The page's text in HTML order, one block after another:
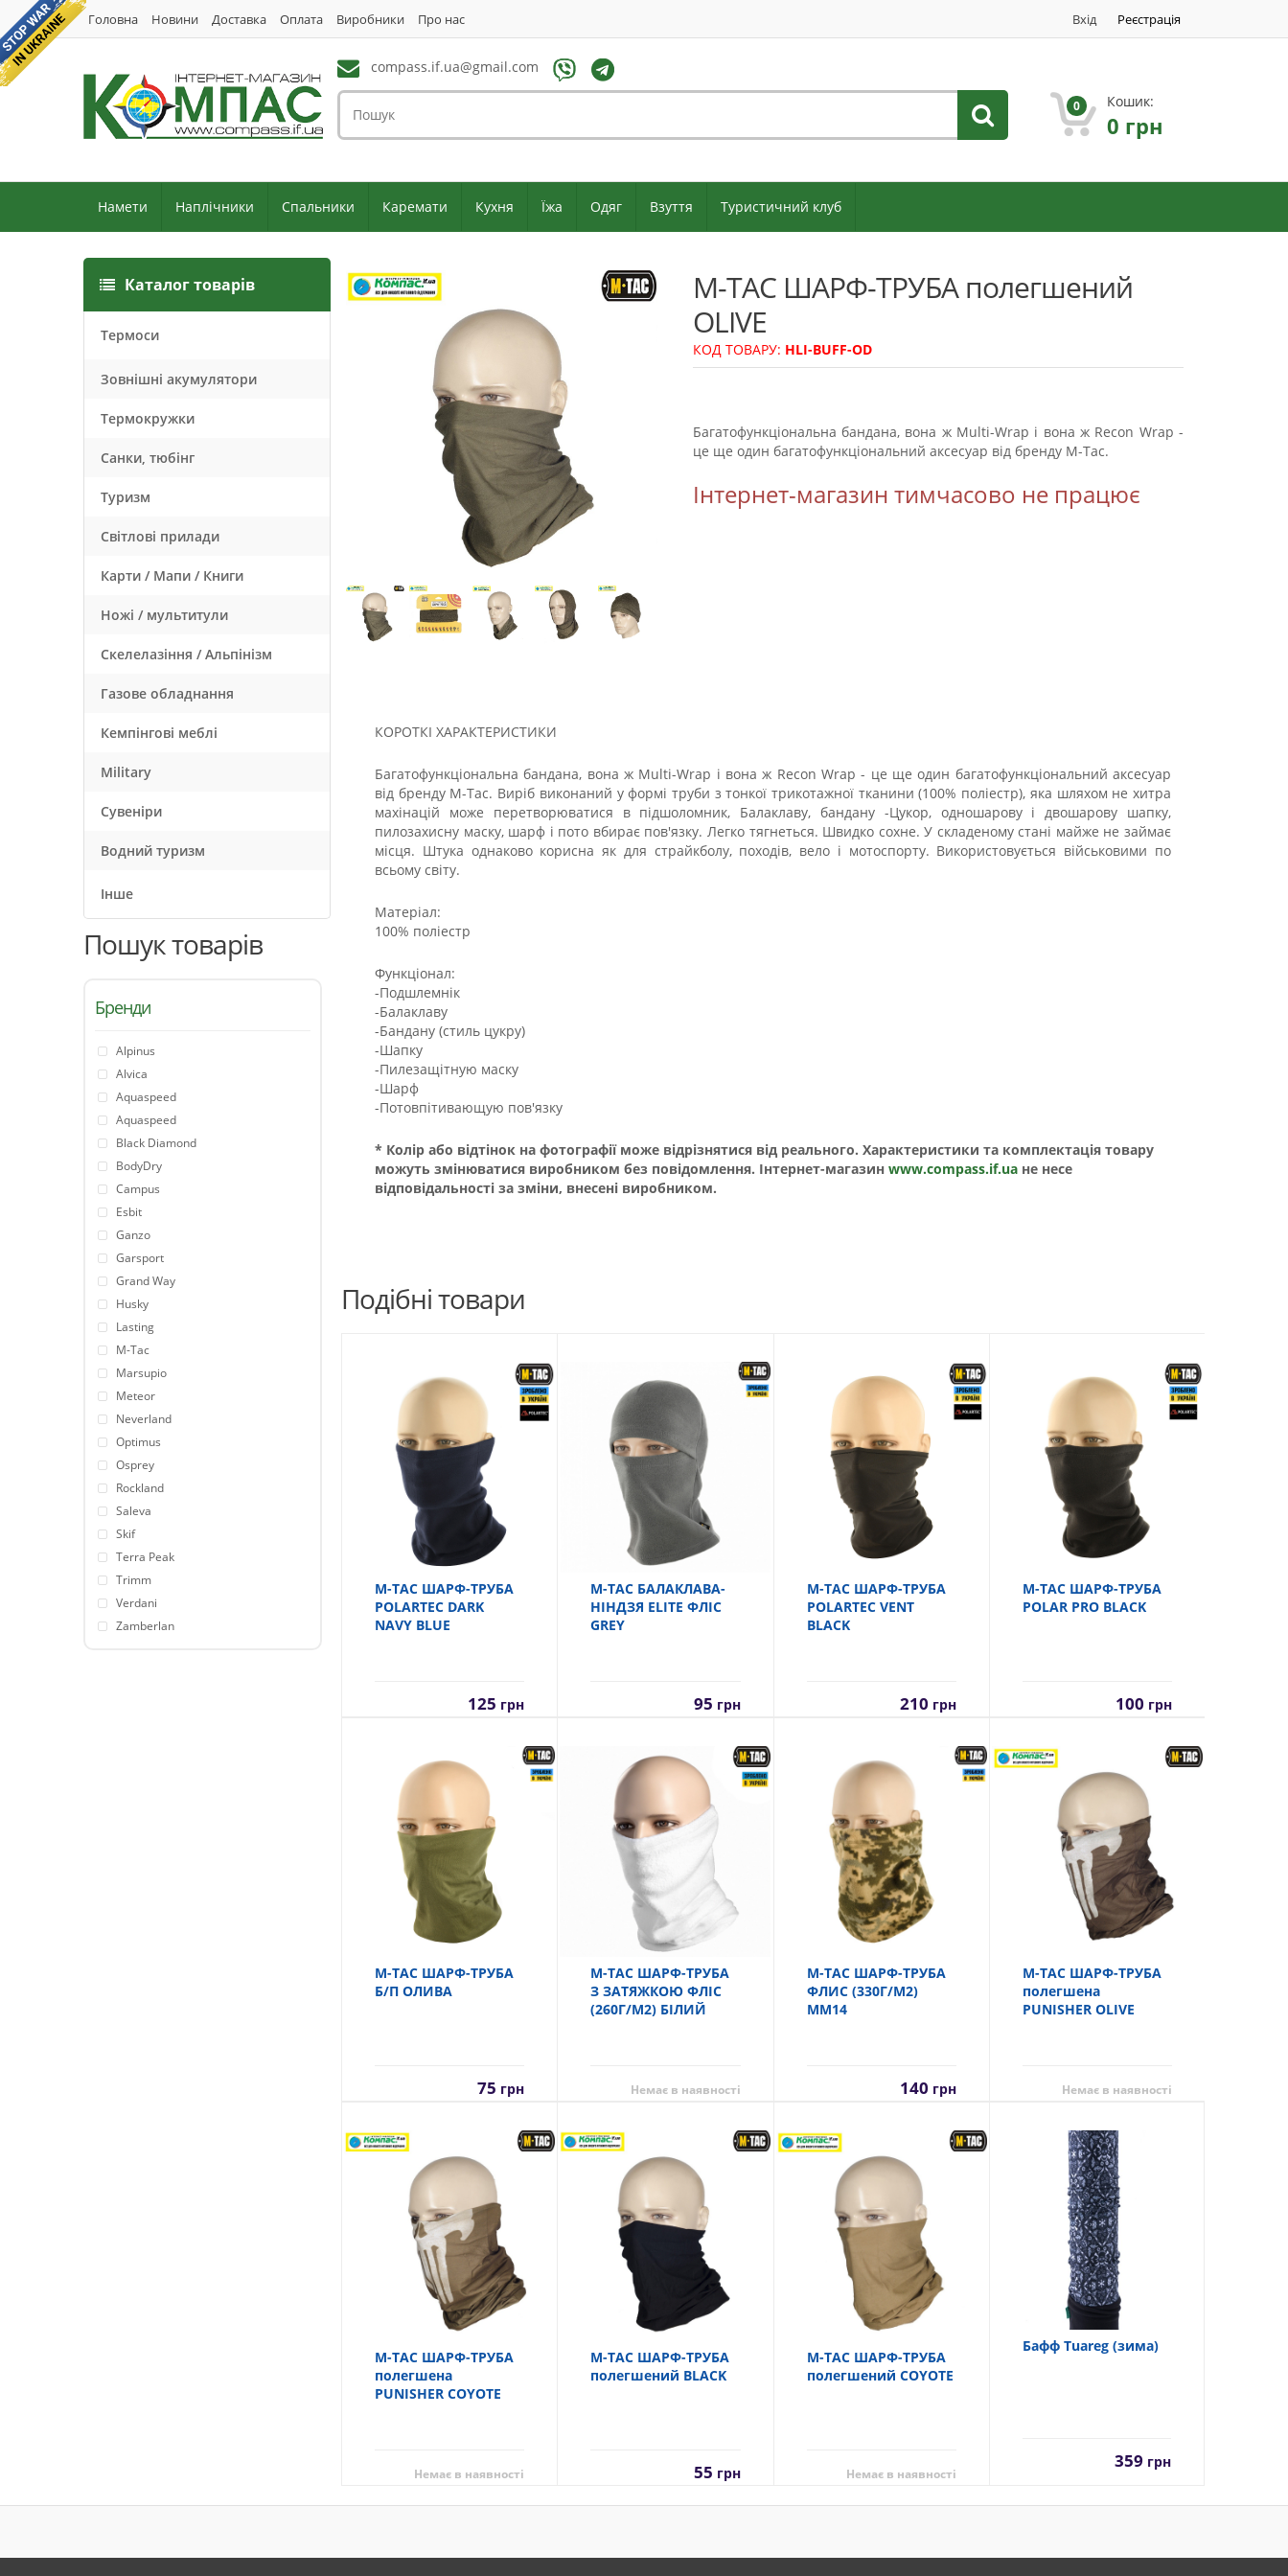
Головна Новини Доставка Оплата Виробники Про нас Вхід Реєстрація
compass.if.ua@gmail.com
0 Кошик:
0 грн
Намети Наплічники Спальники Каремати Кухня Їжа Одяг Взуття Туристичний клуб
Каталог товарів
Термоси
Зовнішні акумулятори
Термокружки
Санки, тюбінг
Туризм
Світлові прилади
Карти / Мапи / Книги
Ножі / мультитули
Скелелазіння / Альпінізм
Газове обладнання
Кемпінгові меблі
Military
Сувеніри
Водний туризм
Інше
Пошук товарів
Бренди
Alpinus
Alvica
Aquaspeed
Aquaspeed
Black Diamond
BodyDry
Campus
Esbit
Ganzo
Garsport
Grand Way
Husky
Lasting
M-Tac
Marsupio
Meteor
Neverland
Optimus
Osprey
Rockland
Saleva
Skif
Terra Peak
Trimm
Verdani
Zamberlan
M-TAC ШАРФ-ТРУБА полегшений
OLIVE
КОД ТОВАРУ: HLI-BUFF-OD
Багатофункціональна бандана, вона ж Multi-Wrap і вона ж Recon Wrap -
це ще один багатофункціональний аксесуар від бренду M-Tac.
Інтернет-магазин тимчасово не працює
КОРОТКІ ХАРАКТЕРИСТИКИ
Багатофункціональна бандана, вона ж Multi-Wrap і вона ж Recon Wrap - це ще один багатофункціональний аксесуар
від бренду M-Tac. Виріб виконаний у формі труби з тонкої трикотажної тканини (100% поліестр), яка шляхом не хитра
махінацій може перетворюватися в підшоломник, Балаклаву, бандану -Цукор, одношарову і двошарову шапку,
пилозахисну маску, шарф і пото вбирає пов'язку. Легко тягнеться. Швидко сохне. У складеному стані майже не займає
місця. Штука однаково корисна як для страйкболу, походів, вело і мотоспорту. Використовується військовими по
всьому світу.
Матеріал:
100% поліестр
Функціонал:
-Подшлемнік
-Балаклаву
-Бандану (стиль цукру)
-Шапку
-Пилезащітную маску
-Шарф
-Потовпітивающую пов'язку
* Колір або відтінок на фотографії може відрізнятися від реального. Характеристики та комплектація товару
можуть змінюватися виробником без повідомлення. Інтернет-магазинwww.compass.if.ua не несе
відповідальності за зміни, внесені виробником.
Подібні товари
M-TAC ШАРФ-ТРУБА
POLARTEC DARK
NAVY BLUE
125 грн
M-TAC БАЛАКЛАВА-
НІНДЗЯ ELITE ФЛІС
GREY
95 грн
M-TAC ШАРФ-ТРУБА
POLARTEC VENT
BLACK
210 грн
M-TAC ШАРФ-ТРУБА
POLAR PRO BLACK
100 грн
M-TAC ШАРФ-ТРУБА
Б/П ОЛИВА
75 грн
M-TAC ШАРФ-ТРУБА
З ЗАТЯЖКОЮ ФЛІС
(260Г/М2) БІЛИЙ
Немає в наявності
M-TAC ШАРФ-ТРУБА
ФЛИС (330Г/М2)
MM14
140 грн
M-TAC ШАРФ-ТРУБА
полегшена
PUNISHER OLIVE
Немає в наявності
M-TAC ШАРФ-ТРУБА
полегшена
PUNISHER COYOTE
Немає в наявності
M-TAC ШАРФ-ТРУБА
полегшений BLACK
55 грн
M-TAC ШАРФ-ТРУБА
полегшений COYOTE
Немає в наявності
Бафф Tuareg (зима)
359 грн